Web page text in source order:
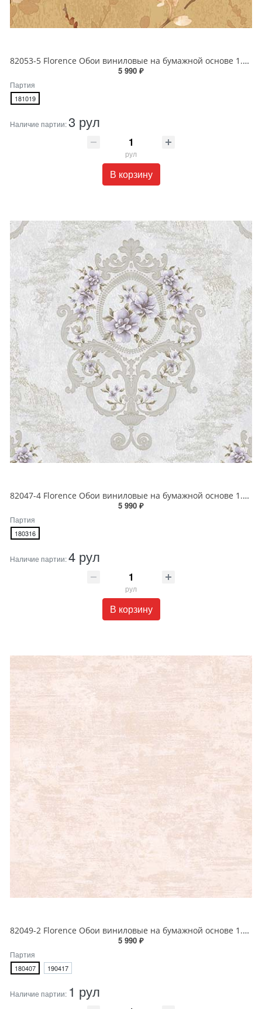
82053-5 Florence Обои виниловые на бумажной основе 1.06*15.6
5 990 ₽
Партия
181019
Наличие партии:3 рул
рул
В корзину
82047-4 Florence Обои виниловые на бумажной основе 1.06*15.6
5 990 ₽
Партия
180316
Наличие партии:4 рул
рул
В корзину
82049-2 Florence Обои виниловые на бумажной основе 1.06*15.6
5 990 ₽
Партия
180407 190417
Наличие партии: 1 рул